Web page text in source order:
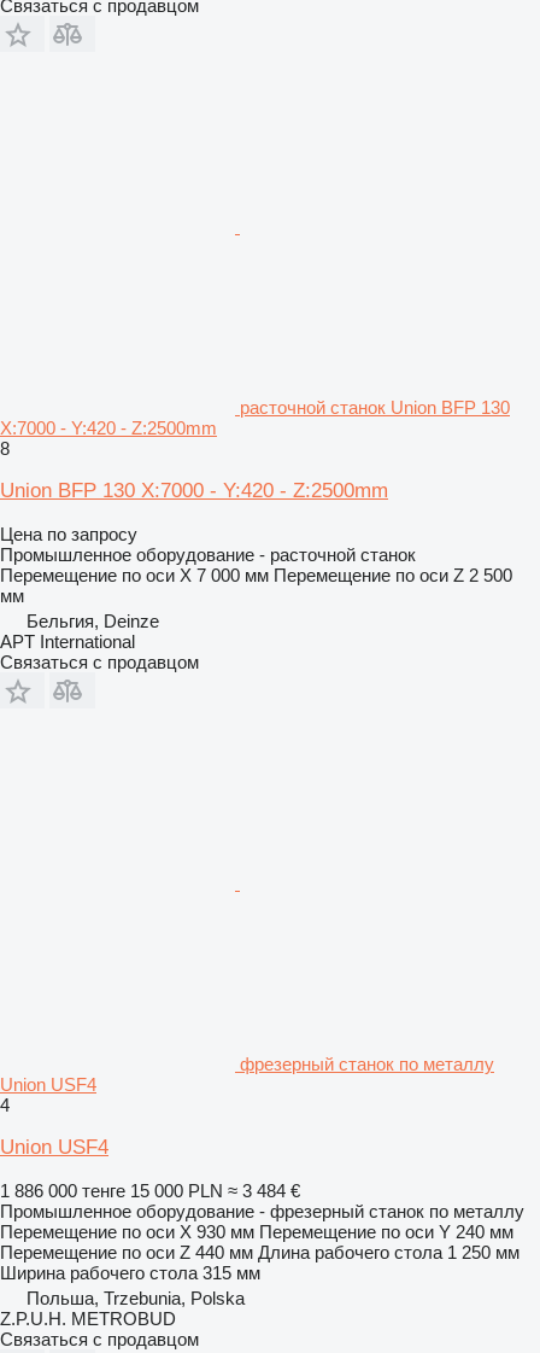
Связаться с продавцом
расточной станок Union BFP 130
X:7000 - Y:420 - Z:2500mm
8
Union BFP 130 X:7000 - Y:420 - Z:2500mm
Цена по запросу
Промышленное оборудование - расточной станок
Перемещение по оси X 7 000 мм Перемещение по оси Z 2 500
мм
Бельгия, Deinze
APT International
Связаться с продавцом
фрезерный станок по металлу
Union USF4
4
Union USF4
1 886 000 тенге 15 000 PLN ≈ 3 484 €
Промышленное оборудование - фрезерный станок по металлу
Перемещение по оси X 930 мм Перемещение по оси Y 240 мм
Перемещение по оси Z 440 мм Длина рабочего стола 1 250 мм
Ширина рабочего стола 315 мм
Польша, Trzebunia, Polska
Z.P.U.H. METROBUD
Связаться с продавцом